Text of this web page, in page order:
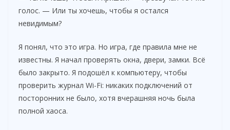
голос. — Или ты хочешь, чтобы я остался
невидимым?
Я понял, что это игра. Но игра, где правила мне не
известны. Я начал проверять окна, двери, замки. Всё
было закрыто. Я подошёл к компьютеру, чтобы
проверить журнал Wi-Fi: никаких подключений от
посторонних не было, хотя вчерашняя ночь была
полной хаоса.